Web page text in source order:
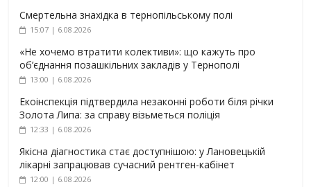
Смертельна знахідка в тернопільському полі
15:07 | 6.08.2026
«Не хочемо втратити колективи»: що кажуть про
об’єднання позашкільних закладів у Тернополі
13:00 | 6.08.2026
Екоінспекція підтвердила незаконні роботи біля річки
Золота Липа: за справу візьметься поліція
12:33 | 6.08.2026
Якісна діагностика стає доступнішою: у Лановецькій
лікарні запрацював сучасний рентген-кабінет
12:00 | 6.08.2026